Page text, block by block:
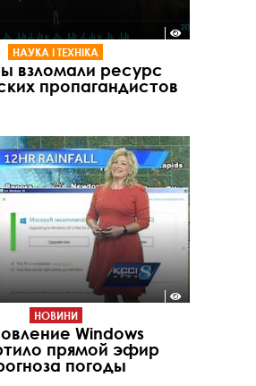
НАУКА І ТЕХНІКА
взломали ресурс
пропагандистов
НОВИНИ
Windows
прямой эфир
погоды